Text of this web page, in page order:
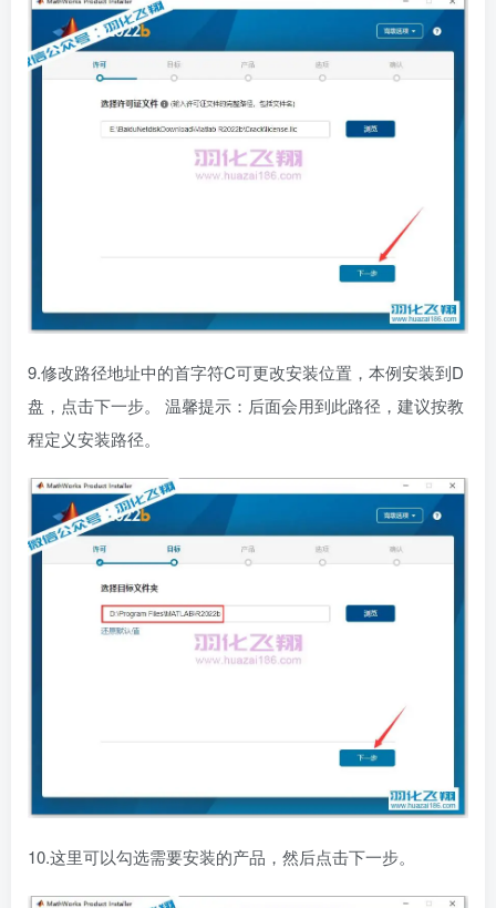
9.修改路径地址中的首字符C可更改安装位置，本例安装到D
盘，点击下一步。 温馨提示：后面会用到此路径，建议按教
程定义安装路径。
10.这里可以勾选需要安装的产品，然后点击下一步。